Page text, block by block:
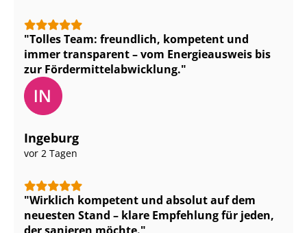
Tolles Team: freundlich, kompetent und
immer transparent – vom Energieausweis bis
zur För­der­mit­tel­ab­wick­lung.
Ingeburg
vor 2 Tagen
Wirklich kompetent und absolut auf dem
neuesten Stand – klare Empfehlung für jeden,